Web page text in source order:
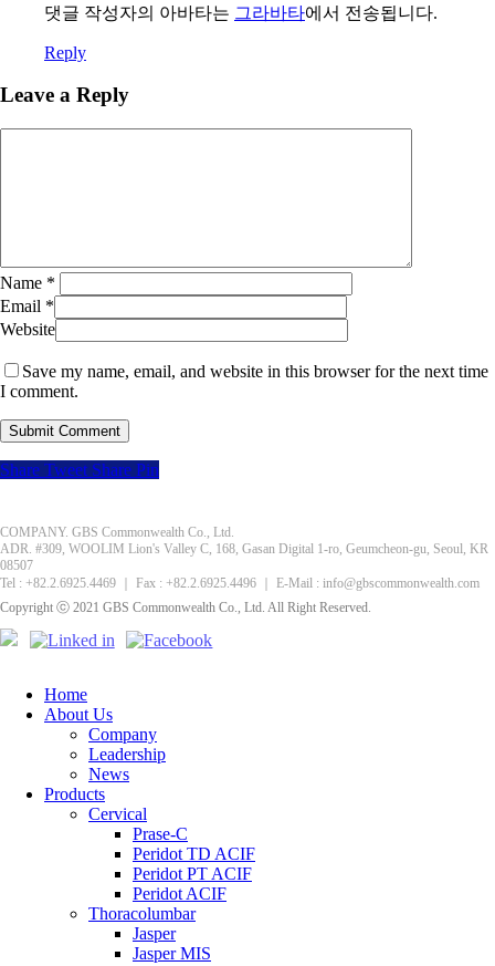
댓글 작성자의 아바타는 그라바타에서 전송됩니다.
Reply
Leave a Reply
Name *
Email *
Website
Save my name, email, and website in this browser for the next time
I comment.
Share Tweet Share Pin
COMPANY. GBS Commonwealth Co., Ltd.
ADR. #309, WOOLIM Lion's Valley C, 168, Gasan Digital 1-ro, Geumcheon-gu, Seoul, KR
08507
Tel : +82.2.6925.4469 ｜ Fax : +82.2.6925.4496 ｜ E-Mail : info@gbscommonwealth.com
Copyright ⓒ 2021 GBS Commonwealth Co., Ltd. All Right Reserved.
Home
About Us
Company
Leadership
News
Products
Cervical
Prase-C
Peridot TD ACIF
Peridot PT ACIF
Peridot ACIF
Thoracolumbar
Jasper
Jasper MIS